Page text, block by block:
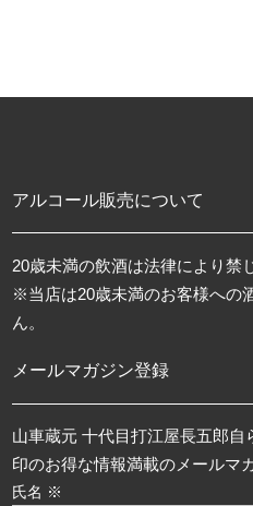
アルコール販売について
20歳未満の飲酒は法律により禁
※当店は20歳未満のお客様への
ん。
メールマガジン登録
山車蔵元 十代目打江屋長五郎
印のお得な情報満載のメールマ
氏名 ※